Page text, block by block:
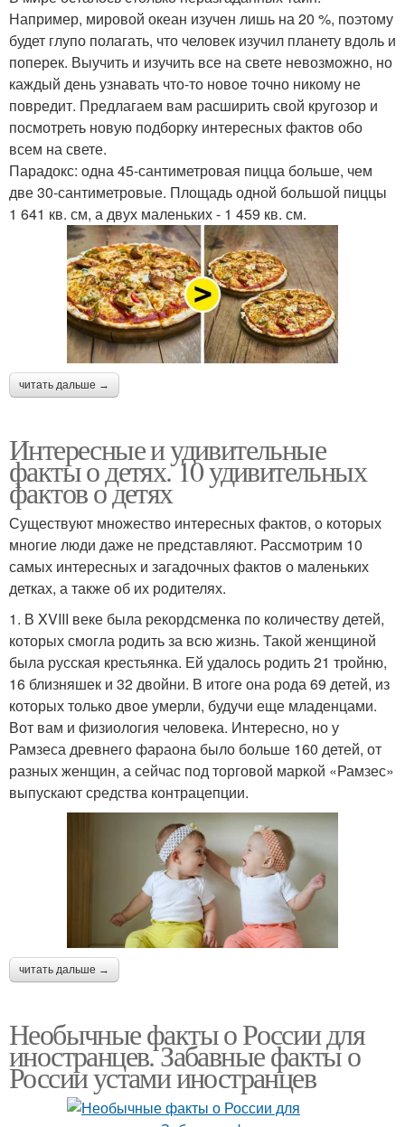
Например, мировой океан изучен лишь на 20 %, поэтому
будет глупо полагать, что человек изучил планету вдоль и
поперек. Выучить и изучить все на свете невозможно, но
каждый день узнавать что-то новое точно никому не
повредит. Предлагаем вам расширить свой кругозор и
посмотреть новую подборку интересных фактов обо
всем на свете.
Парадокс: одна 45-сантиметровая пицца больше, чем
две 30-сантиметровые. Площадь одной большой пиццы
1 641 кв. см, а двух маленьких - 1 459 кв. см.
читать дальше →
Интересные и удивительные
факты о детях. 10 удивительных
фактов о детях
Существуют множество интересных фактов, о которых
многие люди даже не представляют. Рассмотрим 10
самых интересных и загадочных фактов о маленьких
детках, а также об их родителях.
1. В XVIII веке была рекордсменка по количеству детей,
которых смогла родить за всю жизнь. Такой женщиной
была русская крестьянка. Ей удалось родить 21 тройню,
16 близняшек и 32 двойни. В итоге она рода 69 детей, из
которых только двое умерли, будучи еще младенцами.
Вот вам и физиология человека. Интересно, но у
Рамзеса древнего фараона было больше 160 детей, от
разных женщин, а сейчас под торговой маркой «Рамзес»
выпускают средства контрацепции.
читать дальше →
Необычные факты о России для
иностранцев. Забавные факты о
России устами иностранцев